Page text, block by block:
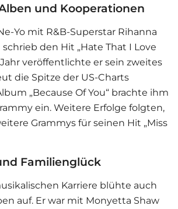
und Kooperationen
Yo mit R&B-Superstar Rihanna
den Hit „Hate That I Love
veröffentlichte er sein zweites
die Spitze der US-Charts
„Because Of You“ brachte ihm
ein. Weitere Erfolge folgten,
Grammys für seinen Hit „Miss
Familienglück
Karriere blühte auch
auf. Er war mit Monyetta Shaw